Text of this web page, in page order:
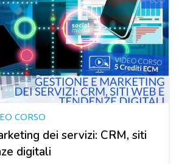
dei servizi: CRM, siti
digitali
CORSO